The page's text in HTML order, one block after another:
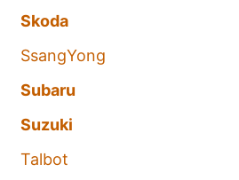
Skoda
SsangYong
Subaru
Suzuki
Talbot